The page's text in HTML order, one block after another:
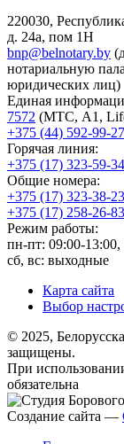
220030,
д. 24а, пом 1Н
bnp@belnotary.by
нотариальную
юридических лиц)
Единая
7572 (МТС, A1,
+375 (44) 592-99-27
Горячая линия:
+375 (17) 323-59-34
Общие номера:
+375 (17) 323-38-23
+375 (17) 258-26-83
Режим работы:
пн-пт: 09:00-13:00,
сб, вс: выходные
Карта сайта
Выбор
© 2025,
защищены.
При
обязательна
Создание сайта —